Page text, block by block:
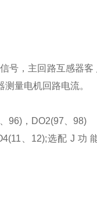
，主回路互感器客
量电机回路电流。
96)，DO2(97、98)
、12);选配 J 功